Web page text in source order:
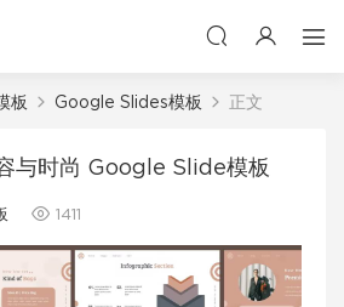
板 Google Slides模板 正文
与时尚 Google Slide模板
1411